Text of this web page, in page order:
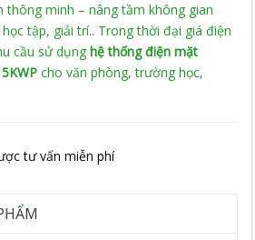
thông minh – nâng tầm không gian
tập, giải trí.. Trong thời đại giá điện
cầu sử dụnghệ thống điện mặt
cho vănphòng, trường học,
tư vấn miễn phí